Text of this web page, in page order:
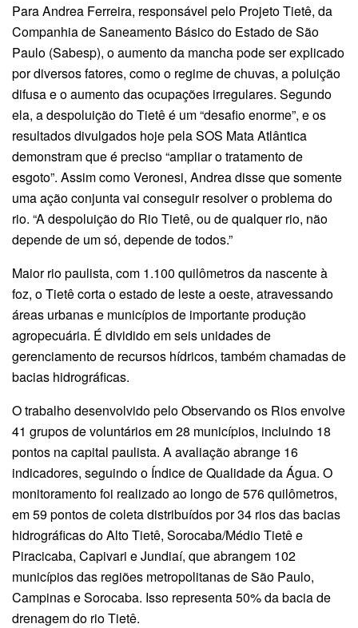
Para Andrea Ferreira, responsável pelo Projeto Tietê, da
Companhia de Saneamento Básico do Estado de São
Paulo (Sabesp), o aumento da mancha pode ser explicado
por diversos fatores, como o regime de chuvas, a poluição
difusa e o aumento das ocupações irregulares. Segundo
ela, a despoluição do Tietê é um “desafio enorme”, e os
resultados divulgados hoje pela SOS Mata Atlântica
demonstram que é preciso “ampliar o tratamento de
esgoto”. Assim como Veronesi, Andrea disse que somente
uma ação conjunta vai conseguir resolver o problema do
rio. “A despoluição do Rio Tietê, ou de qualquer rio, não
depende de um só, depende de todos.”
Maior rio paulista, com 1.100 quilômetros da nascente à
foz, o Tietê corta o estado de leste a oeste, atravessando
áreas urbanas e municípios de importante produção
agropecuária. É dividido em seis unidades de
gerenciamento de recursos hídricos, também chamadas de
bacias hidrográficas.
O trabalho desenvolvido pelo Observando os Rios envolve
41 grupos de voluntários em 28 municípios, incluindo 18
pontos na capital paulista. A avaliação abrange 16
indicadores, seguindo o Índice de Qualidade da Água. O
monitoramento foi realizado ao longo de 576 quilômetros,
em 59 pontos de coleta distribuídos por 34 rios das bacias
hidrográficas do Alto Tietê, Sorocaba/Médio Tietê e
Piracicaba, Capivari e Jundiaí, que abrangem 102
municípios das regiões metropolitanas de São Paulo,
Campinas e Sorocaba. Isso representa 50% da bacia de
drenagem do rio Tietê.